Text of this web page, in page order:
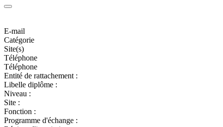
E-mail
Catégorie
Site(s)
Téléphone
Téléphone
Entité de rattachement :
Libelle diplôme :
Niveau :
Site :
Fonction :
Programme d'échange :